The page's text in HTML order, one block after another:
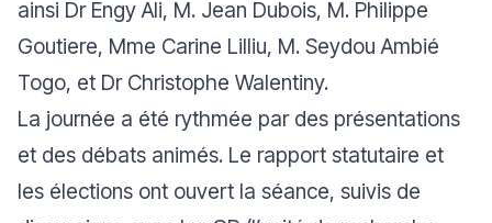
ainsi Dr Engy Ali, M. Jean Dubois, M. Philippe
Goutiere, Mme Carine Lilliu, M. Seydou Ambié
Togo, et Dr Christophe Walentiny.
La journée a été rythmée par des présentations
et des débats animés. Le rapport statutaire et
les élections ont ouvert la séance, suivis de